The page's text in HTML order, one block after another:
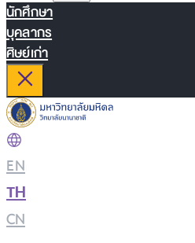
นักศึกษา
บุคลากร
ศิษย์เก่า
EN
TH
CN